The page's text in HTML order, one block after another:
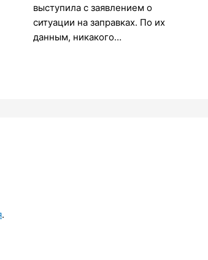
выступила с заявлением о
ситуации на заправках. По их
данным, никакого…
.